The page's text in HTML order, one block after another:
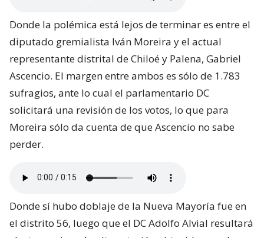
Donde la polémica está lejos de terminar es entre el
diputado gremialista Iván Moreira y el actual
representante distrital de Chiloé y Palena, Gabriel
Ascencio. El margen entre ambos es sólo de 1.783
sufragios, ante lo cual el parlamentario DC
solicitará una revisión de los votos, lo que para
Moreira sólo da cuenta de que Ascencio no sabe
perder.
Donde sí hubo doblaje de la Nueva Mayoría fue en
el distrito 56, luego que el DC Adolfo Alvial resultará